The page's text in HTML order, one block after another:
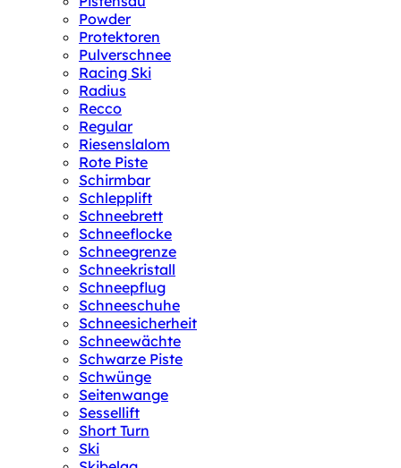
Powder
Protektoren
Pulverschnee
Racing Ski
Radius
Recco
Regular
Riesenslalom
Rote Piste
Schirmbar
Schlepplift
Schneebrett
Schneeflocke
Schneegrenze
Schneekristall
Schneepflug
Schneeschuhe
Schneesicherheit
Schneewächte
Schwarze Piste
Schwünge
Seitenwange
Sessellift
Short Turn
Ski